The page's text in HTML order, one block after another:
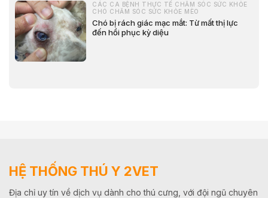
CÁC CA BỆNH THỰC TẾ CHĂM SÓC SỨC KHỎE
CHÓ CHĂM SÓC SỨC KHỎE MÈO
Chó bị rách giác mạc mắt: Từ mất thị lực
đến hồi phục kỳ diệu
HỆ THỐNG THÚ Y 2VET
Địa chỉ uy tín về dịch vụ dành cho thú cưng, với đội ngũ chuyên